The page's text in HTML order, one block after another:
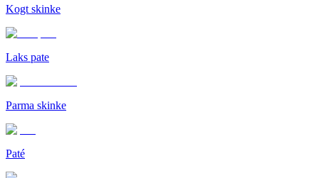
Kogt skinke
Laks pate
Parma skinke
Paté